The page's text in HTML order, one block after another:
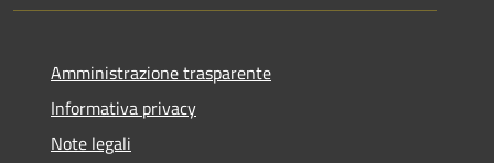
Amministrazione trasparente
Informativa privacy
Note legali